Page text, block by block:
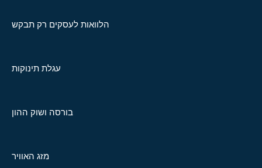
הלוואות לעסקים רק תבקש
עגלת תינוקות
בורסה ושוק ההון
מזג האוויר